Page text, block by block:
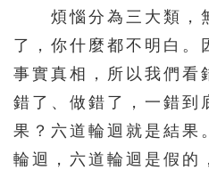
煩惱分為三大類，
了，你什麼都不明白。
事實真相，所以我們看
錯了、做錯了，一錯到
果？六道輪迴就是結果
輪迴，六道輪迴是假的